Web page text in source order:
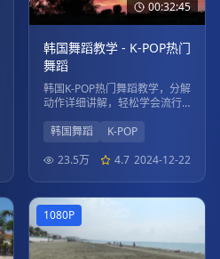
00:32:45
韩国舞蹈教学 - K-POP热门
舞蹈
韩国K-POP热门舞蹈教学，分解
动作详细讲解，轻松学会流行
韩国舞蹈
K-POP
23.5万
4.7 2024-12-22
1080P